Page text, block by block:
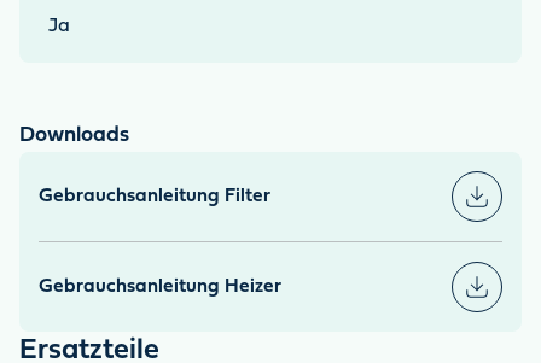
Ja
Downloads
Gebrauchsanleitung Filter
Gebrauchsanleitung Heizer
Ersatzteile